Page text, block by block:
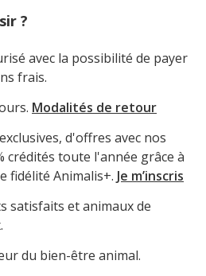
?
avec la possibilité de payer
frais.
Modalités de retour
d'offres avec nos
crédités toute l'année grâce à
fidélité Animalis+. Je m’inscris
satisfaits et animaux de
du bien-être animal.